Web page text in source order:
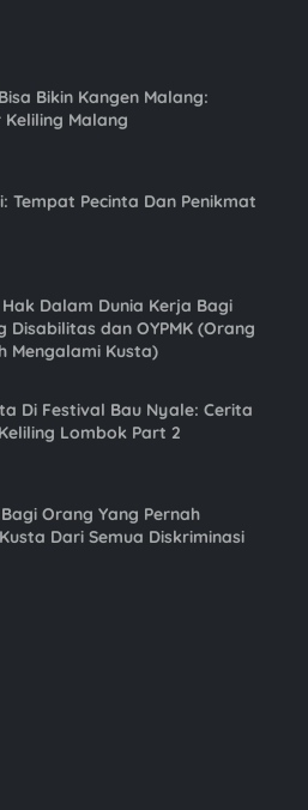
Bikin Kangen Malang:
Malang
Tempat Pecinta Dan Penikmat
Dalam Dunia Kerja Bagi
Disabilitas dan OYPMK (Orang
Mengalami Kusta)
Di Festival Bau Nyale: Cerita
Lombok Part 2
Orang Yang Pernah
Dari Semua Diskriminasi